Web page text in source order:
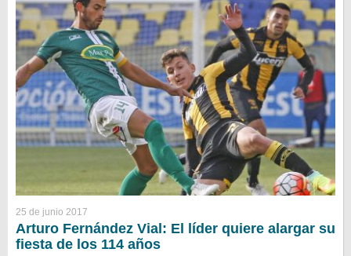
25 de junio 2017
Arturo Fernández Vial: El líder quiere alargar su
fiesta de los 114 años